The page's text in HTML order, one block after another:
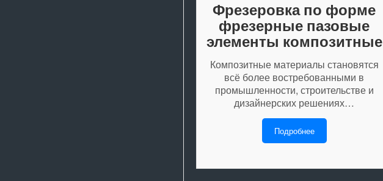
Фрезеровка по форме
фрезерные пазовые
элементы композитные
Композитные материалы становятся
всё более востребованными в
промышленности, строительстве и
дизайнерских решениях…
Подробнее